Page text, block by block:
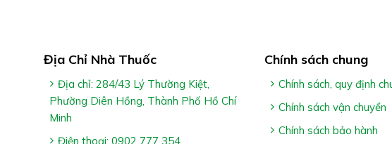
Công Dụng WELHAIR ANTI HAIR LOSS
Giúp ngăn ngừa rụng tóc, giảm tóc hư tổn, giúp tóc chắc khỏe
Địa Chỉ Nhà Thuốc
Địa chỉ: 284/43 Lý Thường Kiệt,
Phường Diên Hồng, Thành Phố Hồ Chí
Minh
Điện thoại: 0902 777 354
Chính sách chung
Chính sách, quy định
Chính sách vận chuyển
Chính sách bảo hành